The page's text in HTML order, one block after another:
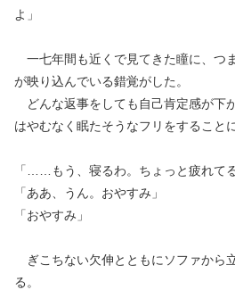
よ」
一七年間も近くで見てきた瞳に、つ
が映り込んでいる錯覚がした。
どんな返事をしても自己肯定感が下
はやむなく眠たそうなフリをすること
「……もう、寝るわ。ちょっと疲れてる
「ああ、うん。おやすみ」
「おやすみ」
ぎこちない欠伸とともにソファから
る。